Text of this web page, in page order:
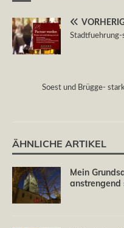
Stadtfuehrung-
Soest und Brügge-
ÄHNLICHE ARTIKEL
Mein
anstrengend